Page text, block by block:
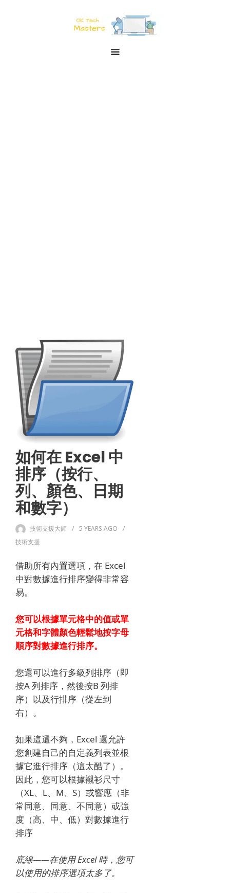
如何在 Excel 中
排序（按行、
列、顏色、日期
和數字）
技術支援大師 5 YEARS AGO
技術支援
借助所有內置選項，在 Excel
中對數據進行排序變得非常容
易。
您可以根據單元格中的值或單
元格和字體顏色輕鬆地按字母
順序對數據進行排序。
您還可以進行多級列排序（即
按A 列排序，然後按B 列排
序）以及行排序（從左到
右）。
如果這還不夠，Excel 還允許
您創建自己的自定義列表並根
據它進行排序（這太酷了）。
因此，您可以根據襯衫尺寸
（XL、L、M、S）或響應（非
常同意、同意、不同意）或強
度（高、中、低）對數據進行
排序
底線——在使用 Excel 時，您可
以使用的排序選項太多了。